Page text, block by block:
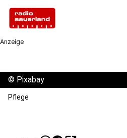
Anzeige
© Pixabay
Pflege